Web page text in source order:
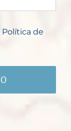
Política de